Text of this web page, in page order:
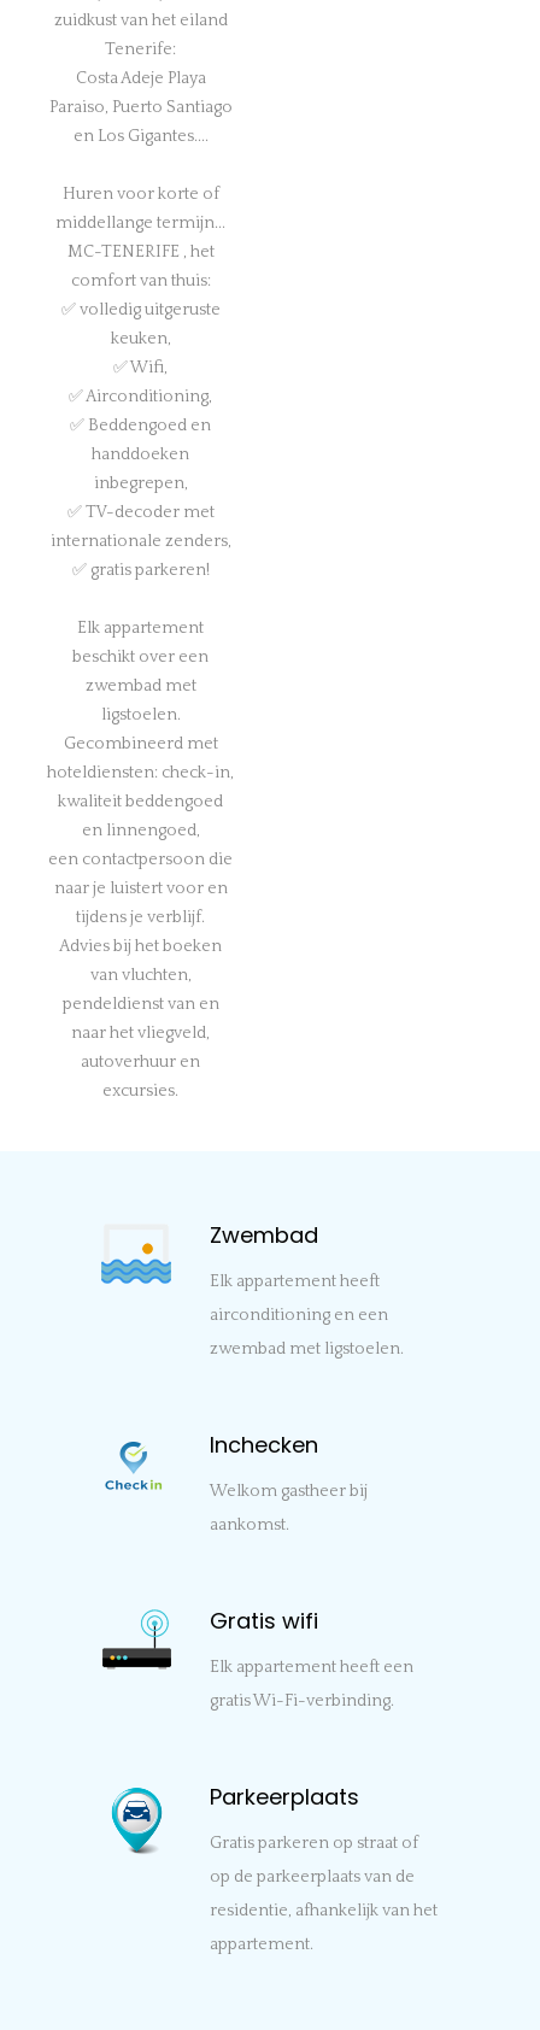
zuidkust van het eiland
Tenerife:
Costa Adeje Playa
Paraiso, Puerto Santiago
en Los Gigantes....
Huren voor korte of
middellange termijn...
MC-TENERIFE , het
comfort van thuis:
✅ volledig uitgeruste
keuken,
✅ Wifi,
✅ Airconditioning,
✅ Beddengoed en
handdoeken
inbegrepen,
✅ TV-decoder met
internationale zenders,
✅ gratis parkeren!
Elk appartement
beschikt over een
zwembad met
ligstoelen.
Gecombineerd met
hoteldiensten: check-in,
kwaliteit beddengoed
en linnengoed,
een contactpersoon die
naar je luistert voor en
tijdens je verblijf.
Advies bij het boeken
van vluchten,
pendeldienst van en
naar het vliegveld,
autoverhuur en
excursies.
Zwembad
Elk appartement heeft
airconditioning en een
zwembad met ligstoelen.
Inchecken
Welkom gastheer bij
aankomst.
Gratis wifi
Elk appartement heeft een
gratis Wi-Fi-verbinding.
Parkeerplaats
Gratis parkeren op straat of
op de parkeerplaats van de
residentie, afhankelijk van het
appartement.